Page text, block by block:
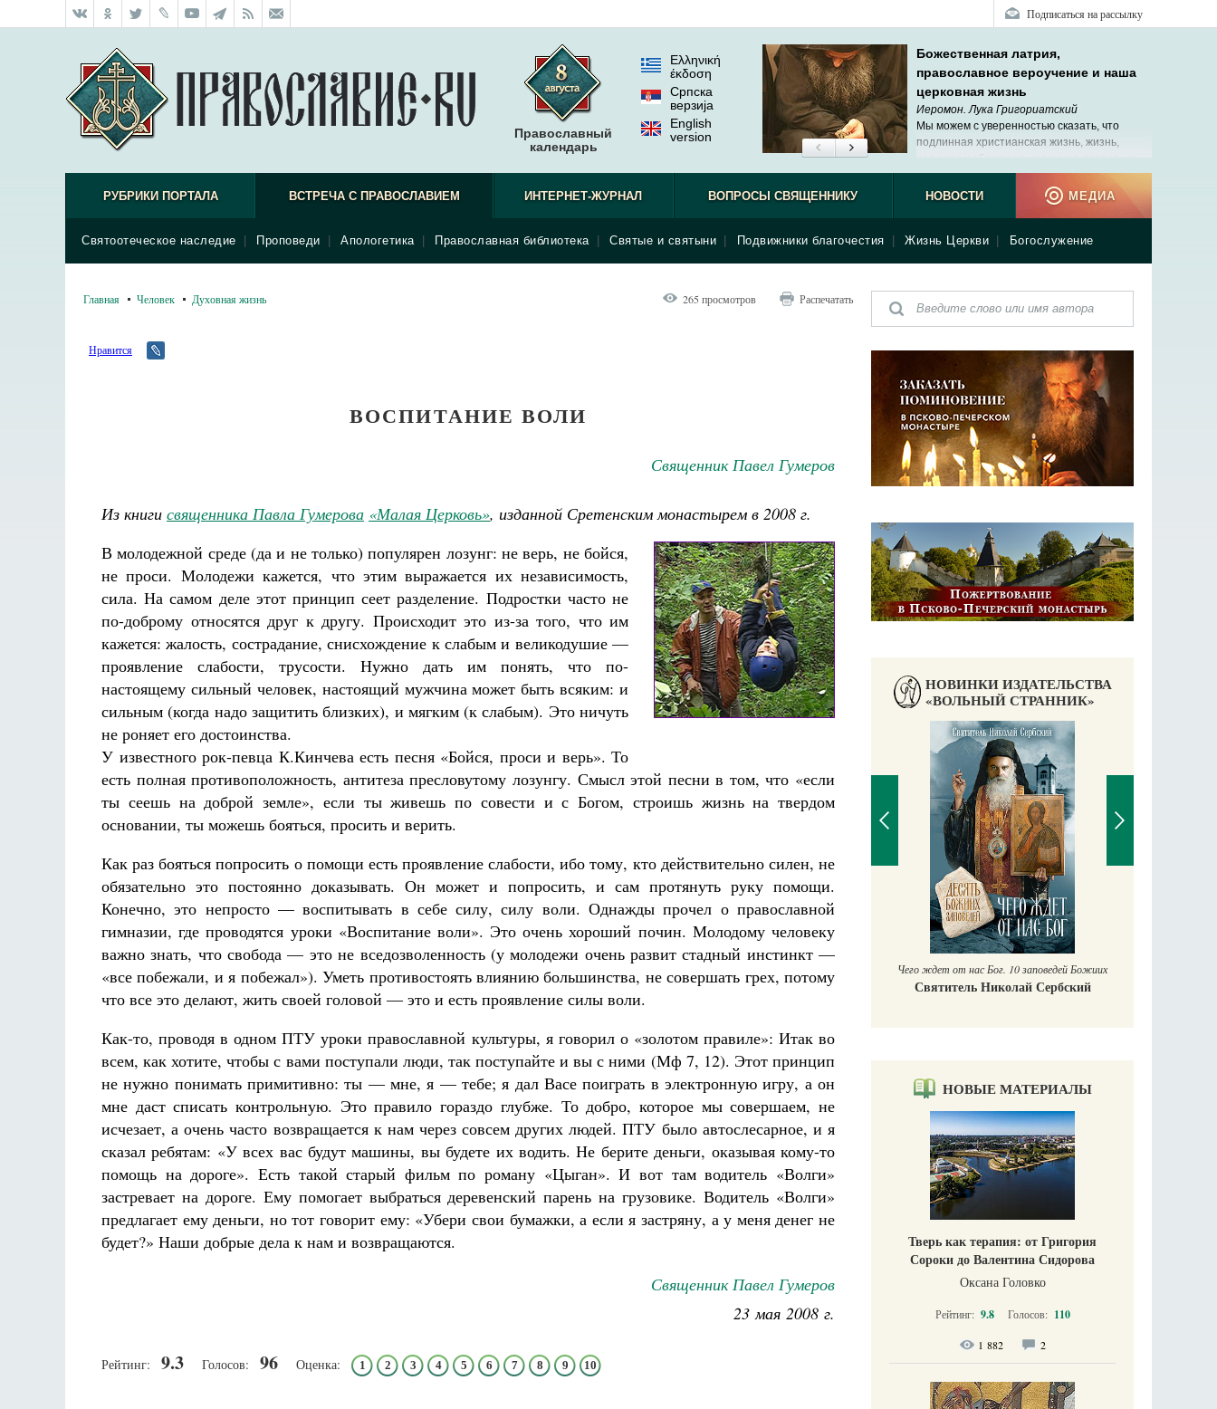
Подписаться на рассылку
Православный
календарь
Ελληνική
έκδοση
Српска
верзиjа
English
version
Божественная латрия,
православное вероучение и наша
церковная жизнь
Иеромон. Лука Григориатский
Мы можем с уверенностью сказать, что
подлинная христианская жизнь, жизнь,
исчезли в наше время.
РУБРИКИ ПОРТАЛА ВСТРЕЧА С ПРАВОСЛАВИЕМ
Святоотеческое наследие Проповеди Апологетика Православная библиотека Святые и святыни Подвижники благочестия Жизнь Церкви Богослужение
ИНТЕРНЕТ-ЖУРНАЛ ВОПРОСЫ СВЯЩЕННИКУ НОВОСТИ МЕДИА
Главная Человек Духовная жизнь 265 просмотров Распечатать
Нравится
ВОСПИТАНИЕ ВОЛИ
Священник Павел Гумеров
Из книги священника Павла Гумерова «Малая Церковь», изданной Сретенским монастырем в 2008 г.
В молодежной среде (да и не только) популярен лозунг: не верь, не бойся,
не проси. Молодежи кажется, что этим выражается их независимость,
сила. На самом деле этот принцип сеет разделение. Подростки часто не
по-доброму относятся друг к другу. Происходит это из-за того, что им
кажется: жалость, сострадание, снисхождение к слабым и великодушие —
проявление слабости, трусости. Нужно дать им понять, что по-
настоящему сильный человек, настоящий мужчина может быть всяким: и
сильным (когда надо защитить близких), и мягким (к слабым). Это ничуть
не роняет его достоинства.
У известного рок-певца К.Кинчева есть песня «Бойся, проси и верь». То
есть полная противоположность, антитеза пресловутому лозунгу. Смысл этой песни в том, что «если
ты сеешь на доброй земле», если ты живешь по совести и с Богом, строишь жизнь на твердом
основании, ты можешь бояться, просить и верить.
Как раз бояться попросить о помощи есть проявление слабости, ибо тому, кто действительно силен, не
обязательно это постоянно доказывать. Он может и попросить, и сам протянуть руку помощи.
Конечно, это непросто — воспитывать в себе силу, силу воли. Однажды прочел о православной
гимназии, где проводятся уроки «Воспитание воли». Это очень хороший почин. Молодому человеку
важно знать, что свобода — это не вседозволенность (у молодежи очень развит стадный инстинкт —
«все побежали, и я побежал»). Уметь противостоять влиянию большинства, не совершать грех, потому
что все это делают, жить своей головой — это и есть проявление силы воли.
Как-то, проводя в одном ПТУ уроки православной культуры, я говорил о «золотом правиле»: Итак во
всем, как хотите, чтобы с вами поступали люди, так поступайте и вы с ними (Мф 7, 12). Этот принцип
не нужно понимать примитивно: ты — мне, я — тебе; я дал Васе поиграть в электронную игру, а он
мне даст списать контрольную. Это правило гораздо глубже. То добро, которое мы совершаем, не
исчезает, а очень часто возвращается к нам через совсем других людей. ПТУ было автослесарное, и я
сказал ребятам: «У всех вас будут машины, вы будете их водить. Не берите деньги, оказывая кому-то
помощь на дороге». Есть такой старый фильм по роману «Цыган». И вот там водитель «Волги»
застревает на дороге. Ему помогает выбраться деревенский парень на грузовике. Водитель «Волги»
предлагает ему деньги, но тот говорит ему: «Убери свои бумажки, а если я застряну, а у меня денег не
будет?» Наши добрые дела к нам и возвращаются.
Священник Павел Гумеров
23 мая 2008 г.
Рейтинг: 9.3 Голосов: 96 Оценка: 1 2 3 4 5 6 7 8 9 10
НОВИНКИ ИЗДАТЕЛЬСТВА
«ВОЛЬНЫЙ СТРАННИК»
Разлуки не будет
Фредерика де Грааф
Как найти своё место в жизни
Кирилл Мурышев
Великомученик Георгий Победоносец. Научись у
святого
Чего ждет от нас Бог. 10 заповедей Божиих
Святитель Николай Сербский
НОВЫЕ МАТЕРИАЛЫ
Тверь как терапия: от Григория
Сороки до Валентина Сидорова
Оксана Головко
Рейтинг: 9.8 Голосов: 110
1 882 2